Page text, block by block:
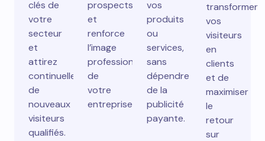
clés de
votre
secteur
et
attirez
continuellement
de
nouveaux
visiteurs
qualifiés.
prospects
et
renforce
l’image
professionnelle
de
votre
entreprise.
vos
produits
ou
services,
sans
dépendre
de la
publicité
payante.
transformer
vos
visiteurs
en
clients
et de
maximiser
le
retour
sur